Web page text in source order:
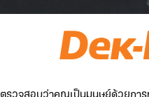
ตรวจสอบว่าคุณเป็นมนุษย์ด้วยการ